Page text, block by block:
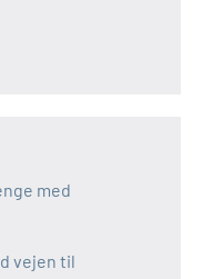
med
vejen til